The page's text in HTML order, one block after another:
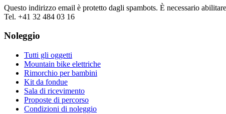
Questo indirizzo email è protetto dagli spambots. È necessario
Tel. +41 32 484 03 16
Noleggio
Tutti gli oggetti
Mountain bike elettriche
Rimorchio per bambini
Kit da fondue
Sala di ricevimento
Proposte di percorso
Condizioni di noleggio